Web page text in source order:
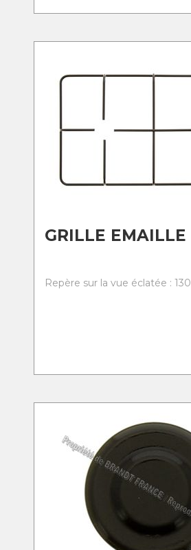
GRILLE EMAILLE
Repère sur la vue éclatée : 130